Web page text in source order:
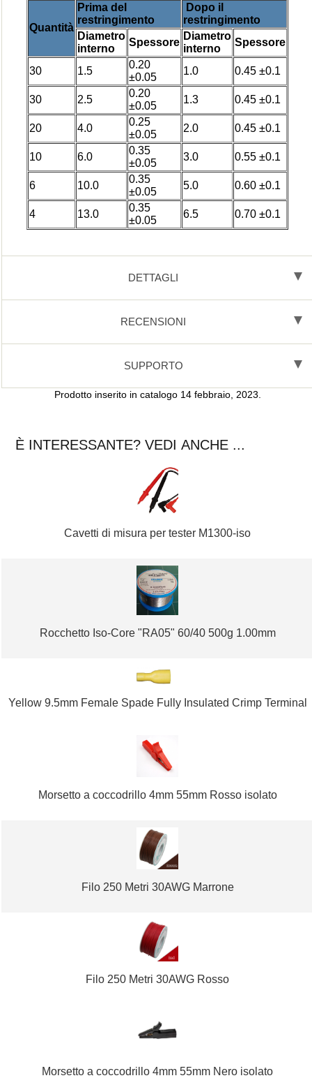
Quantità
Prima del
restringimento
Dopo il
restringimento
Diametro
interno
Spessore
Diametro
interno
Spessore
30 1.5
0.20
±0.05
1.0 0.45 ±0.1
30 2.5
0.20
±0.05
1.3 0.45 ±0.1
20 4.0
0.25
±0.05
2.0 0.45 ±0.1
10 6.0
0.35
±0.05
3.0 0.55 ±0.1
6 10.0
0.35
±0.05
5.0 0.60 ±0.1
4 13.0
0.35
±0.05
6.5 0.70 ±0.1
DETTAGLI
RECENSIONI
SUPPORTO
Prodotto inserito in catalogo 14 febbraio, 2023.
È INTERESSANTE? VEDI ANCHE ...
Cavetti di misura per tester M1300-iso
Rocchetto Iso-Core "RA05" 60/40 500g 1.00mm
Yellow 9.5mm Female Spade Fully Insulated Crimp Terminal
Morsetto a coccodrillo 4mm 55mm Rosso isolato
Filo 250 Metri 30AWG Marrone
Filo 250 Metri 30AWG Rosso
Morsetto a coccodrillo 4mm 55mm Nero isolato